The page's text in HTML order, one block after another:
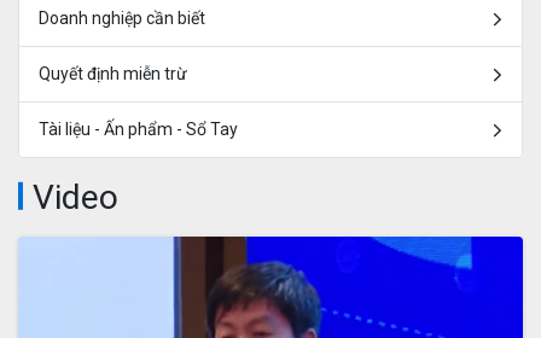
Doanh nghiệp cần biết
Quyết định miễn trừ
Tài liệu - Ấn phẩm - Sổ Tay
Video